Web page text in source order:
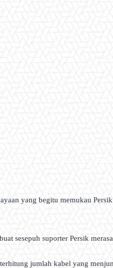
yang begitu memukau
sesepuh suporter Persik
jumlah kabel yang